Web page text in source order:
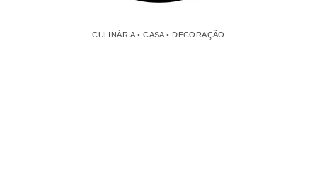
CULINÁRIA • CASA • DECORAÇÃO